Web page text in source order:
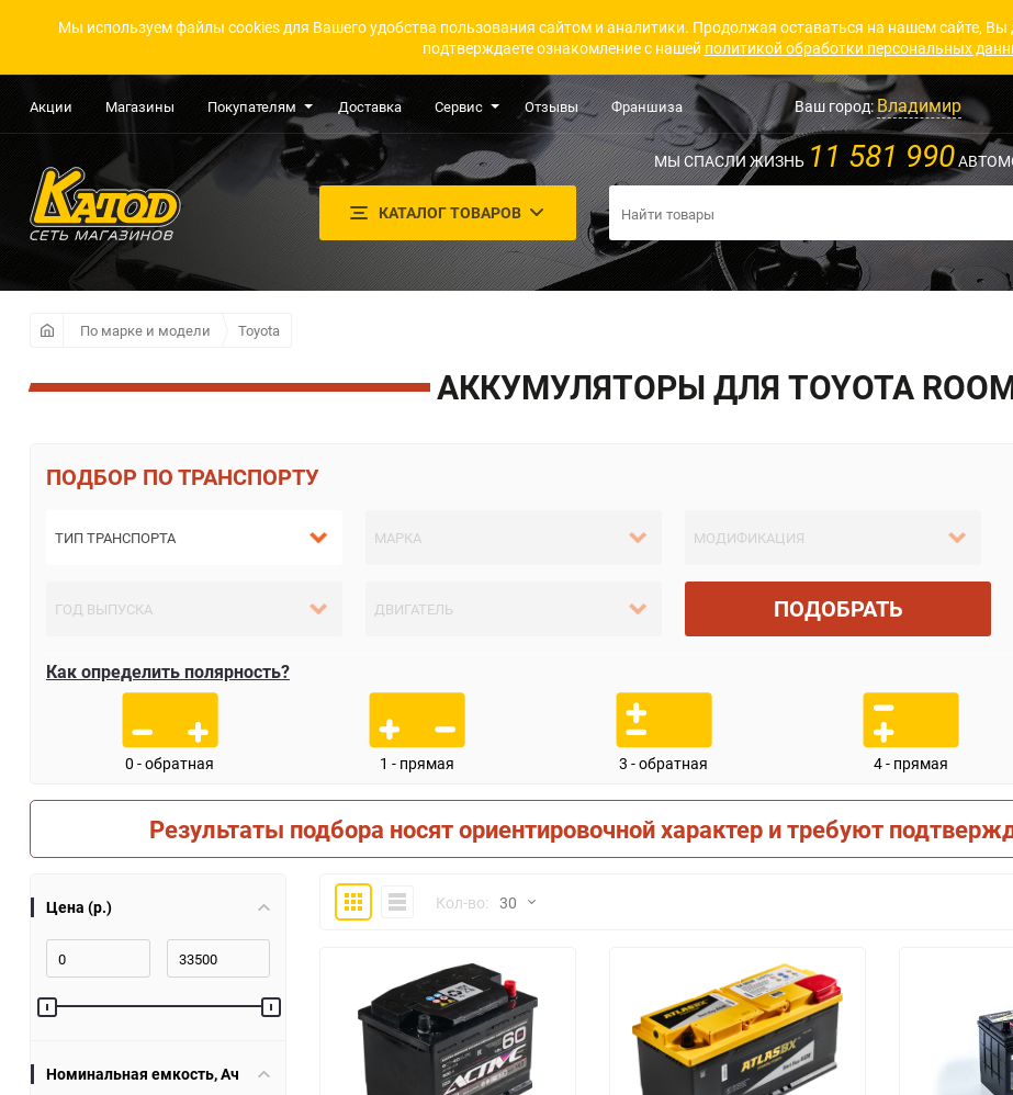
Мы используем файлы cookies для Вашего удобства пользования сайтом и аналитики. Продолжая оставаться на нашем сайте, Вы
подтверждаете ознакомление с нашей политикой обработки персональных
Акции Магазины Покупателям Доставка Сервис Отзывы Франшиза Ваш город:Владимир
КАТАЛОГ ТОВАРОВ
МЫ СПАСЛИ ЖИЗНЬ 11 581 990
По марке и модели Toyota
АККУМУЛЯТОРЫ ДЛЯ TOYOTA
ПО ТРАНСПОРТУ
ПОДОБРАТЬ
Как определить полярность?
0 - обратная 1 - прямая 3 - обратная 4 - прямая
Результаты подбора носят ориентировочной характер и требуют
Цена (р.)
Номинальная емкость, Ач
ПлиткаКомпактноКол-во: 30
30
60
90